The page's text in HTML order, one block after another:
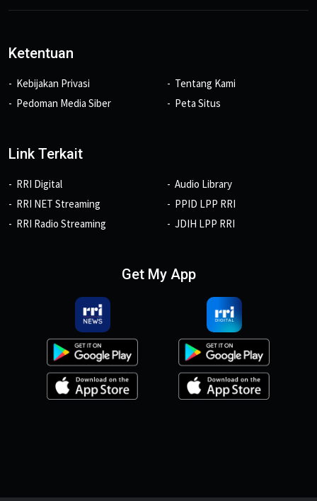
Ketentuan
Kebijakan Privasi
Pedoman Media Siber
Tentang Kami
Peta Situs
Link Terkait
RRI Digital
RRI NET Streaming
RRI Radio Streaming
Audio Library
PPID LPP RRI
JDIH LPP RRI
Get My App